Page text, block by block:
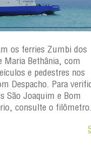
os ferries Zumbi dos
Maria Bethânia, com
e pedestres nos
Despacho. Para
São Joaquim e Bom
consulte o